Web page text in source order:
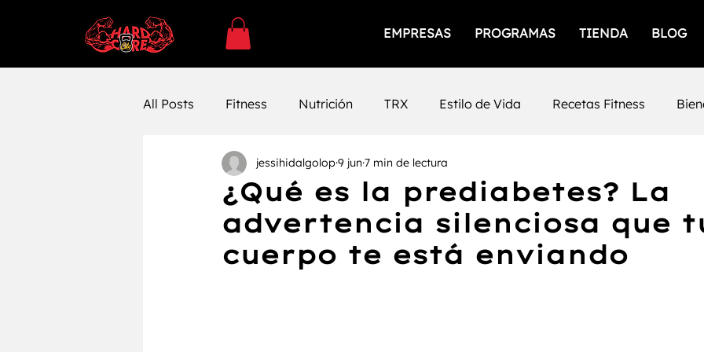
EMPRESAS PROGRAMAS TIENDA BLOG
All Posts Fitness Nutrición TRX Estilo de Vida Recetas Fitness
SUPLEMENTACÓN Ejercicios Empresas Saludables
Entrenamiento Entrenamiento Femenino Salud gimnasios San Luis
¿Qué es la prediabetes? La
advertencia silenciosa que
cuerpo te está enviando
jessihidalgolop9 jun 7 min de lectura